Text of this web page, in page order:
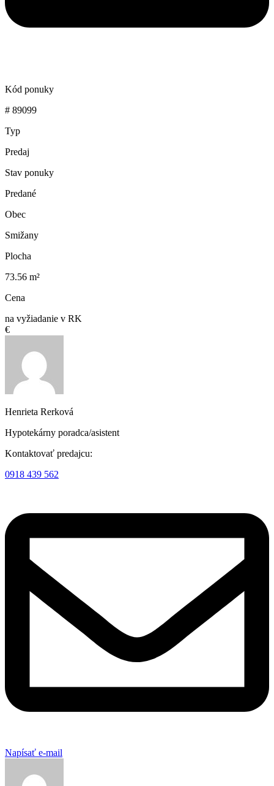
Kód ponuky
# 89099
Typ
Predaj
Stav ponuky
Predané
Obec
Smižany
Plocha
73.56 m²
Cena
na vyžiadanie v RK
€
Henrieta Rerková
Hypotekárny poradca/asistent
Kontaktovať predajcu:
0918 439 562
Napísať e-mail